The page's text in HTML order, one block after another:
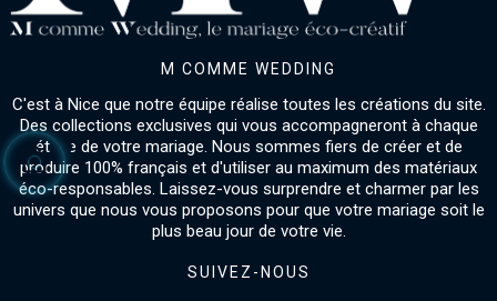
M COMME WEDDING
C'est à Nice que notre équipe réalise toutes les créations du site.
Des collections exclusives qui vous accompagneront à chaque
étape de votre mariage. Nous sommes fiers de créer et de
produire 100% français et d'utiliser au maximum des matériaux
éco-responsables. Laissez-vous surprendre et charmer par les
univers que nous vous proposons pour que votre mariage soit le
plus beau jour de votre vie.
SUIVEZ-NOUS